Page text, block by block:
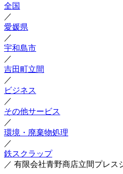
全国
／
愛媛県
／
宇和島市
／
吉田町立間
／
ビジネス
／
その他サービス
／
環境・廃棄物処理
／
鉄スクラップ
／ 有限会社青野商店立間プレス